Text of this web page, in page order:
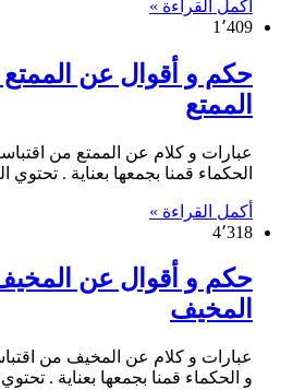
أكمل القراءة »
1٬409
الممتع
عبارات و كلام عن الممتع من
الحكماء قمنا بجمعها بعناية . تحتوي
أكمل القراءة »
4٬318
المخيف
عبارات و كلام عن المخيف من
و الحكماء قمنا بجمعها بعناية . تحتوي